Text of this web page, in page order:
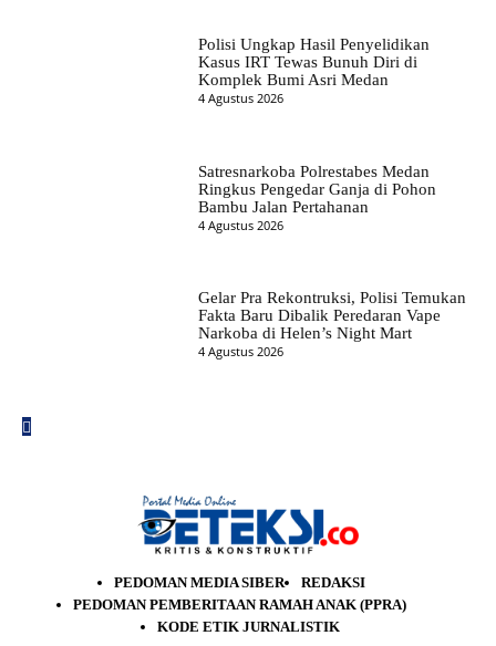
Polisi Ungkap Hasil Penyelidikan
Kasus IRT Tewas Bunuh Diri di
Komplek Bumi Asri Medan
4 Agustus 2026
Satresnarkoba Polrestabes Medan
Ringkus Pengedar Ganja di Pohon
Bambu Jalan Pertahanan
4 Agustus 2026
Gelar Pra Rekontruksi, Polisi Temukan
Fakta Baru Dibalik Peredaran Vape
Narkoba di Helen’s Night Mart
4 Agustus 2026
PEDOMAN MEDIA SIBER
REDAKSI
PEDOMAN PEMBERITAAN RAMAH ANAK (PPRA)
KODE ETIK JURNALISTIK